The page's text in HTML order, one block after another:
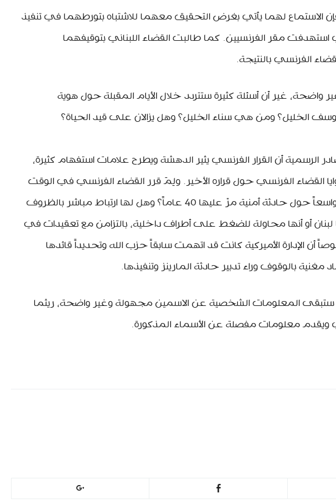
لهما يأتي بغرض التحقيق معهما للاشتباه بتورطهما في تنفيذ
استهدفت مقر الفرنسيين. كما طالبت القضاء اللبناني بتوقيفهما
الفرنسي بالنتيجة.
واضحة، غير أن أسئلة كثيرة ستتردد خلال الأيام المقبلة حول هوية
الخليل؟ ومن هي سناء الخليل؟ وهل يزالان على قيد الحياة؟
أن القرار الفرنسي يثير الدهشة ويطرح علامات استفهام كثيرة،
القضاء الفرنسي حول قراره الأخير. ولِمَ قرر القضاء الفرنسي في الوقت
الراهن أن يفتح تحقيقاً واسعاً حول حادثة أمنية مرّ عليها 40 عاماً؟ وهل لها ارتباط مباشر بالظروف
لبنان أو أنها محاولة للضغط على أطراف داخلية، بالتزامن مع تعقيدات في
أن الإدارة الأميركية كانت قد اتهمت سابقاً حزب الله وتحديداً قائدها
بالوقوف وراء تدبير حادثة المارينز وتنفيذها.
ستبقى المعلومات الشخصية عن الاسمين مجهولة وغير واضحة، ريثما
ويقدم معلومات مفصلة عن الأسماء المذكورة.